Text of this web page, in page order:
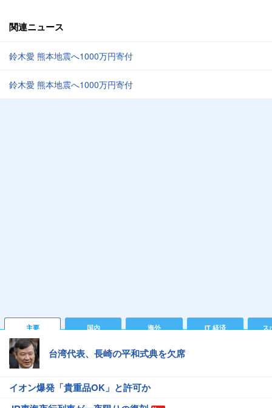
関連ニュース
鈴木愛 熊本地震へ1000万円寄付
鈴木愛 熊本地震へ1000万円寄付
主要 国内 海外 IT 経済 ス
台湾代表、長崎の平和式典を欠席
イオン爆発「貴重品OK」と許可か